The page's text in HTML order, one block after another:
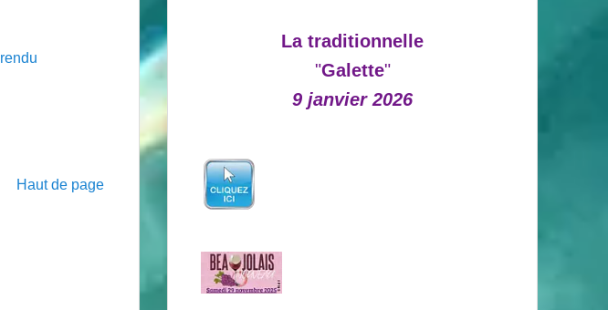
Haut de page
La traditionnelle
"Galette"
9 janvier 2026